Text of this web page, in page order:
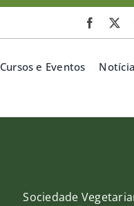
Cursos e Eventos
Sociedade